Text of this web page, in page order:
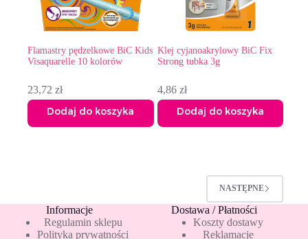
Flamastry pędzelkowe BiC Kids
Visaquarelle 10 kolorów
23,72 zł
Dodaj do koszyka
Klej cyjanoakrylowy BiC Fix
Strong tubka 3g
4,86 zł
Dodaj do koszyka
NASTĘPNE
Informacje
Regulamin sklepu
Polityka prywatności
Dostawa / Płatności
Koszty dostawy
Reklamacje